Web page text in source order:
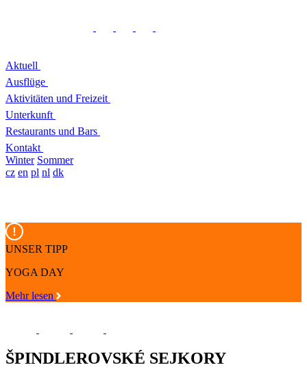
Aktuell
Ausflüge
Aktivitäten und Freizeit
Unterkunft
Restaurants und Bars
Kontakt
Winter Sommer
cz en pl nl dk
UNSER TIPP
YOGA DAY
Mehr lesen
ŠPINDLEROVSKÉ SEJKORY